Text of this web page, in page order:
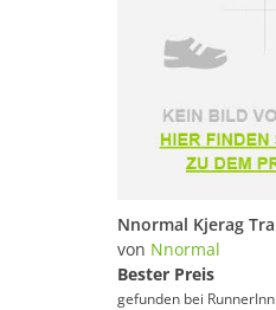
von Nnormal
Bester Preis
gefunden bei RunnerInn